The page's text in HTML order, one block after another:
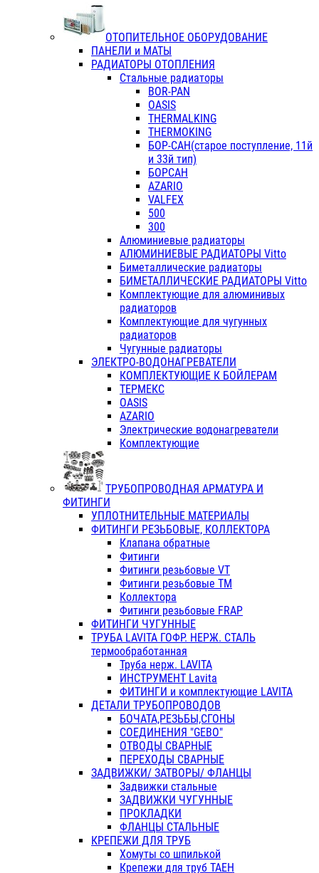
ОТОПИТЕЛЬНОЕ ОБОРУДОВАНИЕ
ПАНЕЛИ и МАТЫ
РАДИАТОРЫ ОТОПЛЕНИЯ
Стальные радиаторы
BOR-PAN
OASIS
THERMALKING
THERMOKING
БОР-САН(старое поступление, 11й
и 33й тип)
БОРСАН
AZARIO
VALFEX
500
300
Алюминиевые радиаторы
АЛЮМИНИЕВЫЕ РАДИАТОРЫ Vitto
Биметаллические радиаторы
БИМЕТАЛЛИЧЕСКИЕ РАДИАТОРЫ Vitto
Комплектующие для алюминивых
радиаторов
Комплектующие для чугунных
радиаторов
Чугунные радиаторы
ЭЛЕКТРО-ВОДОНАГРЕВАТЕЛИ
КОМПЛЕКТУЮЩИЕ К БОЙЛЕРАМ
ТЕРМЕКС
OASIS
AZARIO
Электрические водонагреватели
Комплектующие
ТРУБОПРОВОДНАЯ АРМАТУРА И
ФИТИНГИ
УПЛОТНИТЕЛЬНЫЕ МАТЕРИАЛЫ
ФИТИНГИ РЕЗЬБОВЫЕ, КОЛЛЕКТОРА
Клапана обратные
Фитинги
Фитинги резьбовые VT
Фитинги резьбовые ТМ
Коллектора
Фитинги резьбовые FRAP
ФИТИНГИ ЧУГУННЫЕ
ТРУБА LAVITA ГОФР. НЕРЖ. СТАЛЬ
термообработанная
Труба нерж. LAVITA
ИНСТРУМЕНТ Lavita
ФИТИНГИ и комплектующие LAVITA
ДЕТАЛИ ТРУБОПРОВОДОВ
БОЧАТА,РЕЗЬБЫ,СГОНЫ
СОЕДИНЕНИЯ "GEBO"
ОТВОДЫ СВАРНЫЕ
ПЕРЕХОДЫ СВАРНЫЕ
ЗАДВИЖКИ/ ЗАТВОРЫ/ ФЛАНЦЫ
Задвижки стальные
ЗАДВИЖКИ ЧУГУННЫЕ
ПРОКЛАДКИ
ФЛАНЦЫ СТАЛЬНЫЕ
КРЕПЕЖИ ДЛЯ ТРУБ
Хомуты со шпилькой
Крепежи для труб ТАЕН